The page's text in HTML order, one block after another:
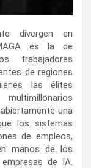
divergen en
es la de
trabajadores
de regiones
las élites
una
los sistemas
de empleos,
manos de los
de IA.